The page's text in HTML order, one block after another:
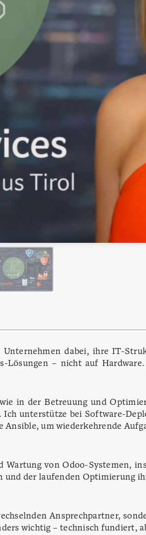
dabei, ihre IT-
– nicht auf
in der Betreuung und
unterstütze bei Software-
um wiederkehrende
von Odoo-Systemen,
der laufenden Optimierung
Ansprechpartner,
wichtig – technisch fundiert,